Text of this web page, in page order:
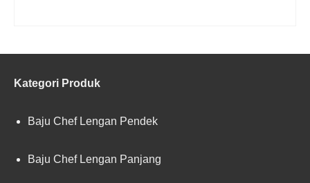
Kategori Produk
Baju Chef Lengan Pendek
Baju Chef Lengan Panjang